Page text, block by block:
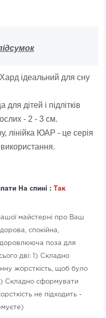
ідеальний для сну
дітей і підлітків
- 2 - 3 см.
лінійка ЮАР - це серія
На спині : Так
майстерні про Ваш
спокійна,
поза для
дві: 1) Складно
жорсткість, щоб було
Складно сформувати
не підходить -